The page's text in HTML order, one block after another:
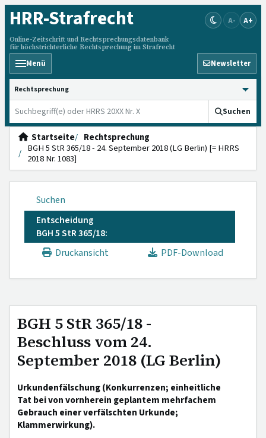
HRR-Strafrecht
Online-Zeitschrift und Rechtsprechungsdatenbank
für höchstrichterliche Rechtsprechung im Strafrecht
A- A+
Menü Newsletter
HRRS durchsuchen
Suchen
Startseite
Rechtsprechung
BGH 5 StR 365/18 - 24. September 2018 (LG Berlin) [= HRRS
2018 Nr. 1083]
Suchen
Entscheidung
BGH 5 StR 365/18:
Druckansicht
PDF-Download
BGH 5 StR 365/18 -
Beschluss vom 24.
September 2018 (LG Berlin)
Urkundenfälschung (Konkurrenzen; einheitliche
Tat bei von vornherein geplantem mehrfachem
Gebrauch einer verfälschten Urkunde;
Klammerwirkung).